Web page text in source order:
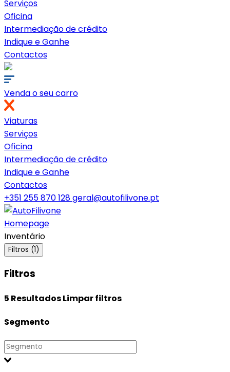
Serviços
Oficina
Intermediação de crédito
Indique e Ganhe
Contactos
Venda o seu carro
Viaturas
Serviços
Oficina
Intermediação de crédito
Indique e Ganhe
Contactos
+351 255 870 128geral@autofilivone.pt
Homepage
Inventário
Filtros (1)
Filtros
5 ResultadosLimpar filtros
Segmento